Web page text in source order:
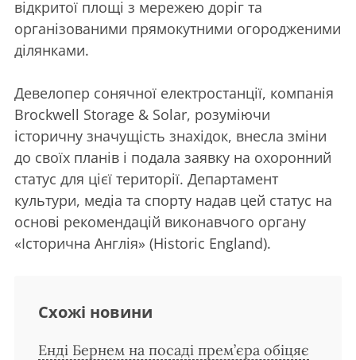
відкритої площі з мережею доріг та
організованими прямокутними огородженими
ділянками.
Девелопер сонячної електростанції, компанія
Brockwell Storage & Solar, розуміючи
історичну значущість знахідок, внесла зміни
до своїх планів і подала заявку на охоронний
статус для цієї території. Департамент
культури, медіа та спорту надав цей статус на
основі рекомендацій виконавчого органу
«Історична Англія» (Historic England).
Схожі новини
Енді Бернем на посаді прем’єра обіцяє